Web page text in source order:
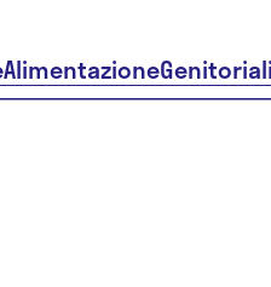
Alimentazione